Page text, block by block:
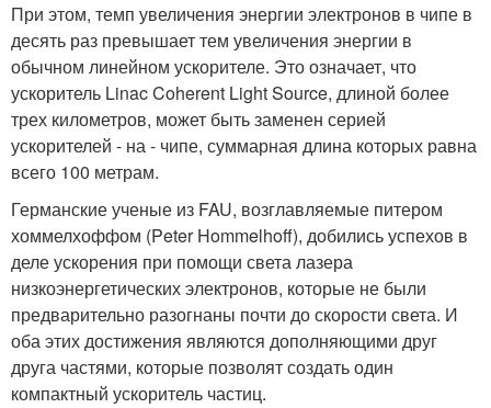
При этом, темп увеличения энергии электронов в чипе в
десять раз превышает тем увеличения энергии в
обычном линейном ускорителе. Это означает, что
ускоритель Linac Coherent Light Source, длиной более
трех километров, может быть заменен серией
ускорителей - на - чипе, суммарная длина которых равна
всего 100 метрам.
Германские ученые из FAU, возглавляемые питером
хоммелхоффом (Peter Hommelhoff), добились успехов в
деле ускорения при помощи света лазера
низкоэнергетических электронов, которые не были
предварительно разогнаны почти до скорости света. И
оба этих достижения являются дополняющими друг
друга частями, которые позволят создать один
компактный ускоритель частиц.